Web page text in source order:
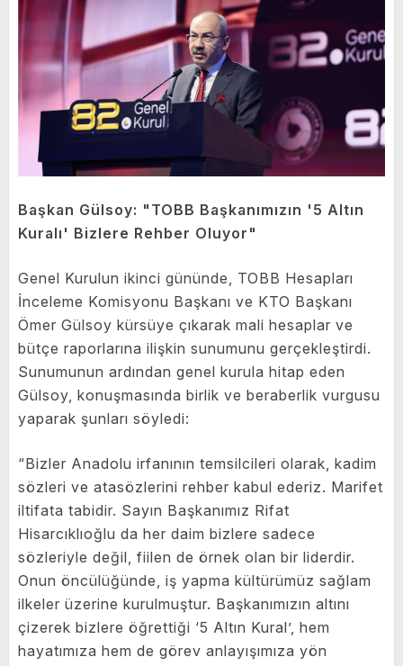
Başkan Gülsoy: "TOBB Başkanımızın '5 Altın
Kuralı' Bizlere Rehber Oluyor"
Genel Kurulun ikinci gününde, TOBB Hesapları
İnceleme Komisyonu Başkanı ve KTO Başkanı
Ömer Gülsoy kürsüye çıkarak mali hesaplar ve
bütçe raporlarına ilişkin sunumunu gerçekleştirdi.
Sunumunun ardından genel kurula hitap eden
Gülsoy, konuşmasında birlik ve beraberlik vurgusu
yaparak şunları söyledi:
“Bizler Anadolu irfanının temsilcileri olarak, kadim
sözleri ve atasözlerini rehber kabul ederiz. Marifet
iltifata tabidir. Sayın Başkanımız Rifat
Hisarcıklıoğlu da her daim bizlere sadece
sözleriyle değil, fiilen de örnek olan bir liderdir.
Onun öncülüğünde, iş yapma kültürümüz sağlam
ilkeler üzerine kurulmuştur. Başkanımızın altını
çizerek bizlere öğrettiği ‘5 Altın Kural’, hem
hayatımıza hem de görev anlayışımıza yön